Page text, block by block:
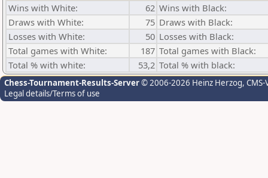
Wins with White:
62 Wins with Black:
Draws with White:
75 Draws with Black:
Losses with White:
50 Losses with Black:
Total games with White:
187 Total games with Black:
Total % with white:
53,2 Total % with black:
Chess-Tournament-Results-Server© 2006-2026 Heinz Herzog,
Legal details/Terms of use